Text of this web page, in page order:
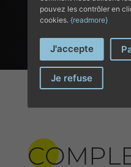
pouvez les contrôler en
cookies. {readmore}
J'accepte
Je refuse